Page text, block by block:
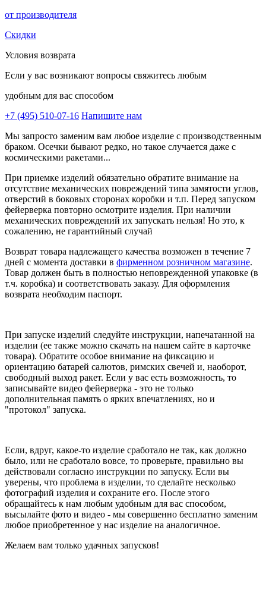
от производителя
Скидки
Условия возврата
Если у вас возникают вопросы свяжитесь любым
удобным для вас способом
+7 (495) 510-07-16 Напишите нам
Мы запросто заменим вам любое изделие с производственным
браком. Осечки бывают редко, но такое случается даже с
космическими ракетами...
При приемке изделий обязательно обратите внимание на
отсутствие механических повреждений типа замятости углов,
отверстий в боковых сторонах коробки и т.п. Перед запуском
фейерверка повторно осмотрите изделия. При наличии
механических повреждений их запускать нельзя! Но это, к
сожалению, не гарантийный случай
Возврат товара надлежащего качества возможен в течение 7
дней с момента доставки в фирменном розничном магазине.
Товар должен быть в полностью неповрежденной упаковке (в
т.ч. коробка) и соответствовать заказу. Для оформления
возврата необходим паспорт.
При запуске изделий следуйте инструкции, напечатанной на
изделии (ее также можно скачать на нашем сайте в карточке
товара). Обратите особое внимание на фиксацию и
ориентацию батарей салютов, римских свечей и, наоборот,
свободный выход ракет. Если у вас есть возможность, то
записывайте видео фейерверка - это не только
дополнительная память о ярких впечатлениях, но и
"протокол" запуска.
Если, вдруг, какое-то изделие сработало не так, как должно
было, или не сработало вовсе, то проверьте, правильно вы
действовали согласно инструкции по запуску. Если вы
уверены, что проблема в изделии, то сделайте несколько
фотографий изделия и сохраните его. После этого
обращайтесь к нам любым удобным для вас способом,
высылайте фото и видео - мы совершенно бесплатно заменим
любое приобретенное у нас изделие на аналогичное.
Желаем вам только удачных запусков!